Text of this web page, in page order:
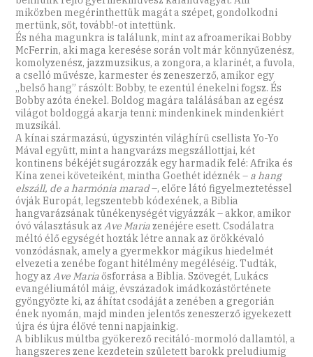
miközben megérinthettük magát a szépet, gondolkodni
mertünk, sőt, tovább!-ot intettünk.
És néha magunkra is találunk, mint az afroamerikai Bobby
McFerrin, aki maga keresése során volt már könnyűzenész,
komolyzenész, jazzmuzsikus, a zongora, a klarinét, a fuvola,
a cselló művésze, karmester és zeneszerző, amikor egy
„belső hang” rászólt: Bobby, te ezentúl énekelni fogsz. És
Bobby azóta énekel. Boldog magára találásában az egész
világot boldoggá akarja tenni: mindenkinek mindenkiért
muzsikál.
A kínai származású, úgyszintén világhírű csellista Yo-Yo
Mával együtt, mint a hangvarázs megszállottjai, két
kontinens békéjét sugározzák egy harmadik felé: Afrika és
Kína zenei követeiként, mintha Goethét idéznék – a hang
elszáll, de a harmónia marad–, előre látó figyelmeztetéssel
óvják Europát, legszentebb kódexének, a Biblia
hangvarázsának tünékenységét vigyázzák – akkor, amikor
óvó választásuk azAve Mariazenéjére esett. Csodálatra
méltó élő egységét hozták létre annak az örökkévaló
vonzódásnak, amely a gyermekkor mágikus hiedelmét
elvezeti a zenébe fogant hitélmény megéléséig. Tudták,
hogy azAve Mariaősforrása a Biblia. Szövegét, Lukács
evangéliumától máig, évszázadok imádkozástörténete
gyöngyözte ki, az áhítat csodáját a zenében a gregorián
ének nyomán, majd minden jelentős zeneszerző igyekezett
újra és újra élővé tenni napjainkig.
A biblikus múltba gyökerező recitáló-mormoló dallamtól, a
hangszeres zene kezdetein született barokk preludiumig